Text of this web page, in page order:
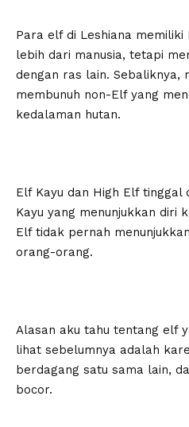
Para elf di Leshiana memiliki
lebih dari manusia, tetapi
dengan ras lain. Sebaliknya,
membunuh non-Elf yang
kedalaman hutan.
Elf Kayu dan High Elf tinggal
Kayu yang menunjukkan diri
Elf tidak pernah
orang-orang.
Alasan aku tahu tentang elf
lihat sebelumnya adalah
berdagang satu sama lain,
bocor.